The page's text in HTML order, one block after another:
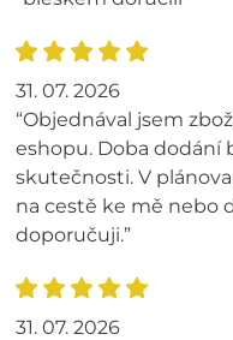
31. 07. 2026
“Objednával jsem
eshopu. Doba dodání
skutečnosti. V
na cestě ke mě nebo
doporučuji.”
31. 07. 2026